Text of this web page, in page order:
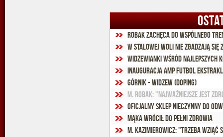
Robak zachęca do wspólnego
W Stalowej Woli nie zgadzają się
Widzewianki wśród najlepszych
Inauguracja Amp Futbol
Górnik - Widzew (doping)
M. Robak: "Najważniejsze jest
Oficjalny sklep nieczynny do
Mąka wrócił do pełni zdrowia
M. Kazimierowicz: "Trzeba wziąć